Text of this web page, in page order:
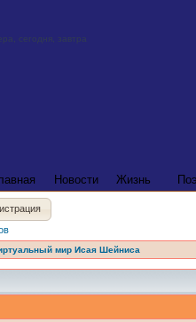
Новости Жизнь
мир Исая Шейниса